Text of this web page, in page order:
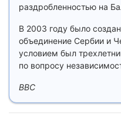
раздробленностью на
В 2003 году было
объединение Сербии и
условием был
по вопросу
ВВС